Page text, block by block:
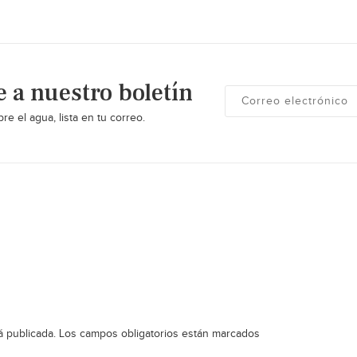
a nuestro boletín
el agua, lista en tu correo.
publicada. Los campos obligatorios están marcados